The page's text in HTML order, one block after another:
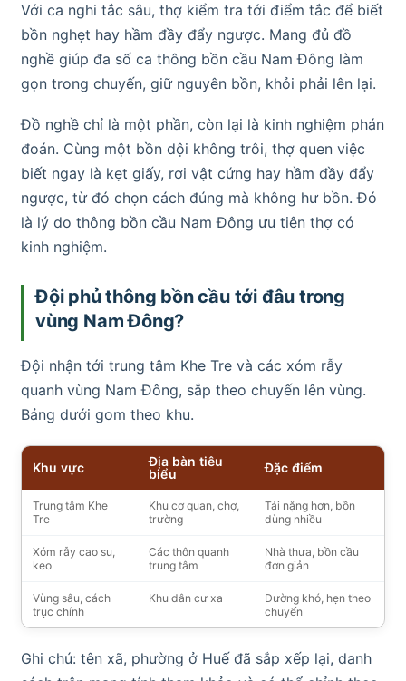
Với ca nghi tắc sâu, thợ kiểm tra tới điểm tắc để biết
bồn nghẹt hay hầm đầy đẩy ngược. Mang đủ đồ
nghề giúp đa số ca thông bồn cầu Nam Đông làm
gọn trong chuyến, giữ nguyên bồn, khỏi phải lên lại.
Đồ nghề chỉ là một phần, còn lại là kinh nghiệm phán
đoán. Cùng một bồn dội không trôi, thợ quen việc
biết ngay là kẹt giấy, rơi vật cứng hay hầm đầy đẩy
ngược, từ đó chọn cách đúng mà không hư bồn. Đó
là lý do thông bồn cầu Nam Đông ưu tiên thợ có
kinh nghiệm.
Đội phủ thông bồn cầu tới đâu trong
vùng Nam Đông?
Đội nhận tới trung tâm Khe Tre và các xóm rẫy
quanh vùng Nam Đông, sắp theo chuyến lên vùng.
Bảng dưới gom theo khu.
Khu vực
Địa bàn tiêu
biểu
Đặc điểm
Trung tâm Khe
Tre
Khu cơ quan, chợ,
trường
Tải nặng hơn, bồn
dùng nhiều
Xóm rẫy cao su,
keo
Các thôn quanh
trung tâm
Nhà thưa, bồn cầu
đơn giản
Vùng sâu, cách
trục chính
Khu dân cư xa
Đường khó, hẹn theo
chuyến
Ghi chú: tên xã, phường ở Huế đã sắp xếp lại, danh